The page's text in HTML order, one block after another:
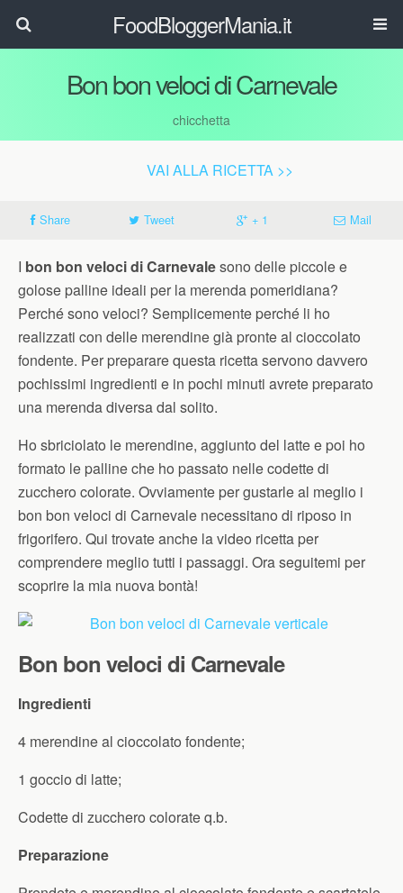
FoodBloggerMania.it
Bon bon veloci di Carnevale
chicchetta
VAI ALLA RICETTA >>
Share Tweet + 1 Mail
I bon bon veloci di Carnevalesono delle piccole e
golose palline ideali per la merenda pomeridiana?
Perché sono veloci? Semplicemente perché li ho
realizzati con delle merendine già pronte al cioccolato
fondente. Per preparare questa ricetta servono davvero
pochissimi ingredienti e in pochi minuti avrete preparato
una merenda diversa dal solito.
Ho sbriciolato le merendine, aggiunto del latte e poi ho
formato le palline che ho passato nelle codette di
zucchero colorate. Ovviamente per gustarle al meglio i
bon bon veloci di Carnevale necessitano di riposo in
frigorifero. Qui trovate anche la video ricetta per
comprendere meglio tutti i passaggi. Ora seguitemi per
scoprire la mia nuova bontà!
Bon bon veloci di Carnevale
Ingredienti
4 merendine al cioccolato fondente;
1 goccio di latte;
Codette di zucchero colorate q.b.
Preparazione